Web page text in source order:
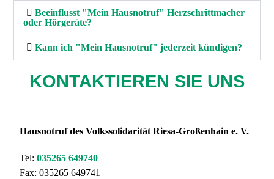
Beeinflusst "Mein Hausnotruf" Herzschrittmacher
oder Hörgeräte?
Kann ich "Mein Hausnotruf" jederzeit kündigen?
KONTAKTIEREN SIE UNS
Hausnotruf des Volkssolidarität Riesa-Großenhain e. V.
Tel: 035265 649740
Fax: 035265 649741